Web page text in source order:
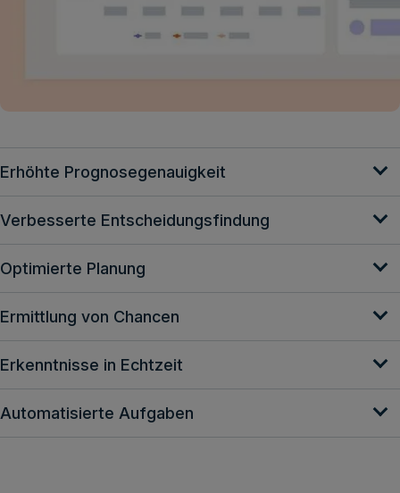
Erhöhte Prognosegenauigkeit
Verbesserte Entscheidungsfindung
Optimierte Planung
Ermittlung von Chancen
Erkenntnisse in Echtzeit
Automatisierte Aufgaben